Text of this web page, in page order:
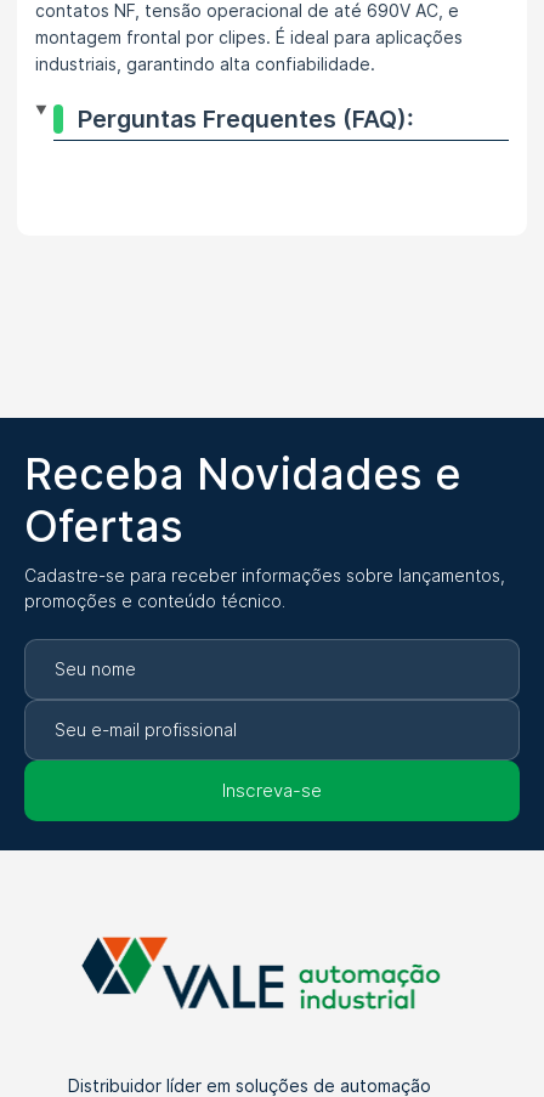
contatos NF, tensão operacional de até 690V AC, e
montagem frontal por clipes. É ideal para aplicações
industriais, garantindo alta confiabilidade.
Perguntas Frequentes (FAQ):
Receba Novidades e
Ofertas
Cadastre-se para receber informações sobre lançamentos,
promoções e conteúdo técnico.
Inscreva-se
Distribuidor líder em soluções de automação